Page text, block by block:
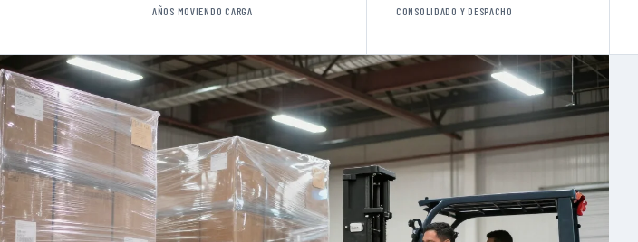
AÑOS MOVIENDO CARGA CONSOLIDADO Y DESPACHO